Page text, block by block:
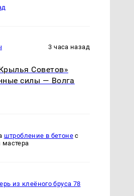
3 часа назад
Советов»
силы — Волга
штробление в бетоне с
из клеёного бруса 78